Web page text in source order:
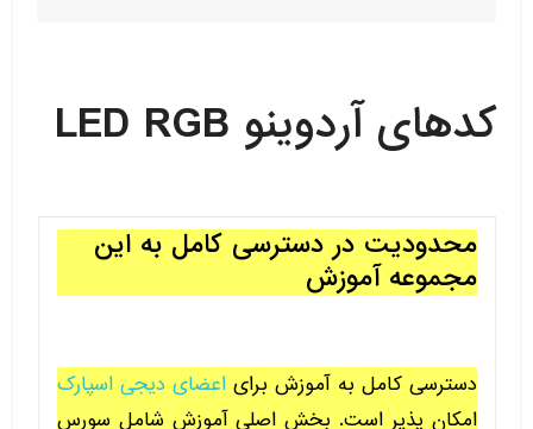
کدهای آردوینو LED RGB
محدودیت در دسترسی کامل به این
مجموعه آموزش
دسترسی کامل به آموزش برای اعضای دیجی اسپارک
امکان پذیر است. بخش اصلی آموزش شامل سورس